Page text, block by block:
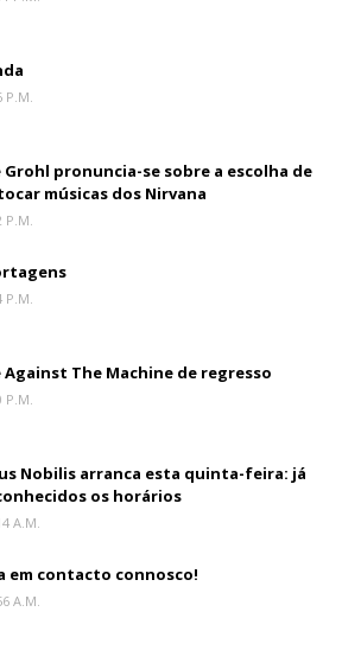
P.m.
Grohl pronuncia-se sobre a escolha de
músicas dos Nirvana
P.m.
P.m.
Against The Machine de regresso
P.m.
Nobilis arranca esta quinta-feira: já
os horários
A.m.
em contacto connosco!
A.m.